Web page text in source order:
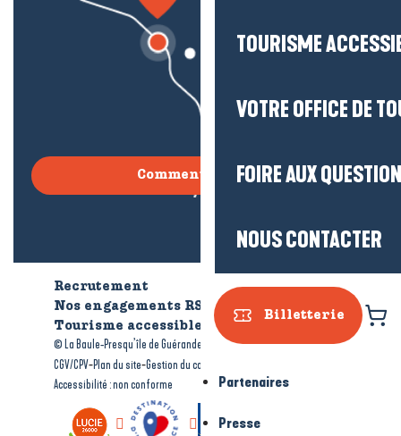
TOURISME
VOTRE OFFICE DE
FOIRE AUX
NOUS CONTACTER
Billetterie
Partenaires
Presse
Comment venir ?
Recrutement
Qui sommes-nous ?
Nos engagements RSE
Tourisme accessible
© La Baule-Presqu’île de Guérande tourisme-Mentions légales-
CGV/CPV-Plan du site-Gestion du consentement
Accessibilité : non conforme